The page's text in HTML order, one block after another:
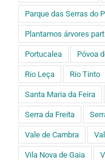
Parque das Serras do
Plantamos árvores
Portucalea Póvoa
Rio Leça Rio Tinto
Santa Maria da Feira
Serra da Freita
Vale de Cambra
Vila Nova de Gaia